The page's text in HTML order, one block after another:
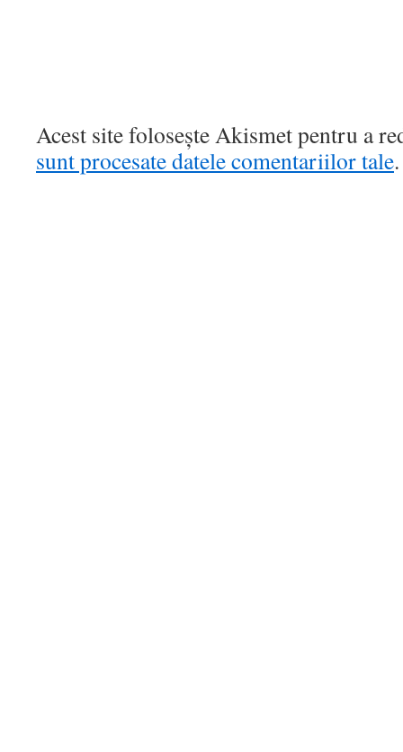
Acest site folosește Akismet pentru a
sunt procesate datele comentariilor tale.